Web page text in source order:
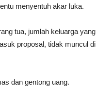
menyentuh akar luka.
tua, jumlah keluarga yang
proposal, tidak muncul di
dan gentong uang.